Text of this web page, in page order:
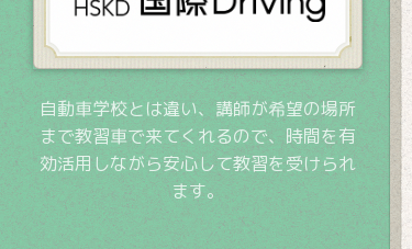
自動車学校とは違い、講師が希望の場所
まで教習車で来てくれるので、時間を有
効活用しながら安心して教習を受けられ
ます。